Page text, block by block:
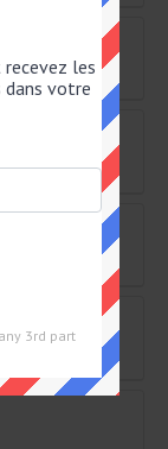
les
dans votre
3rd part